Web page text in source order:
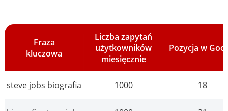
Fraza
kluczowa
Liczba zapytań
użytkowników
miesięcznie
Pozycja w
steve jobs biografia 1000 18